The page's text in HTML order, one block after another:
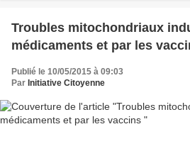
Troubles mitochondriaux
médicaments et par les
Publié le 10/05/2015 à 09:03
Par Initiative Citoyenne